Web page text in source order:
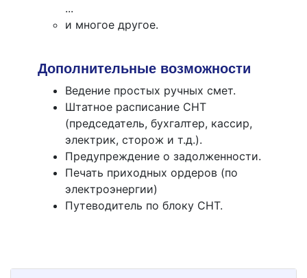
...
и многое другое.
Дополнительные возможности
Ведение простых ручных смет.
Штатное расписание СНТ
(председатель, бухгалтер, кассир,
электрик, сторож и т.д.).
Предупреждение о задолженности.
Печать приходных ордеров (по
электроэнергии)
Путеводитель по блоку СНТ.